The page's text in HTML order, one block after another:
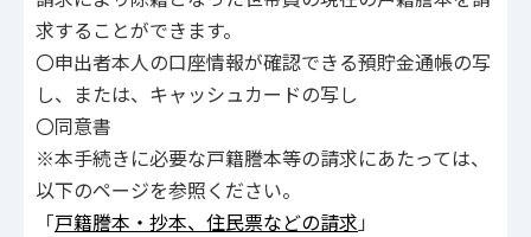
求することができます。
〇申出者本人の口座情報が確認できる預貯金通帳の写
し、または、キャッシュカードの写し
〇同意書
※本手続きに必要な戸籍謄本等の請求にあたっては、
以下のページを参照ください。
「戸籍謄本・抄本、住民票などの請求 」